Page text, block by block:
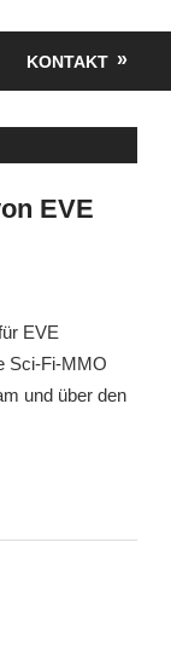
KONTAKT
EVE
EVE
Sci-Fi-MMO
und über den